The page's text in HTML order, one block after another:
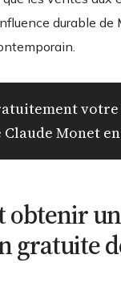
durable de
votre
Monet
obtenir
gratuite